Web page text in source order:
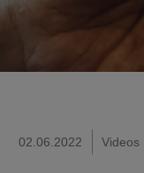
02.06.2022 Videos